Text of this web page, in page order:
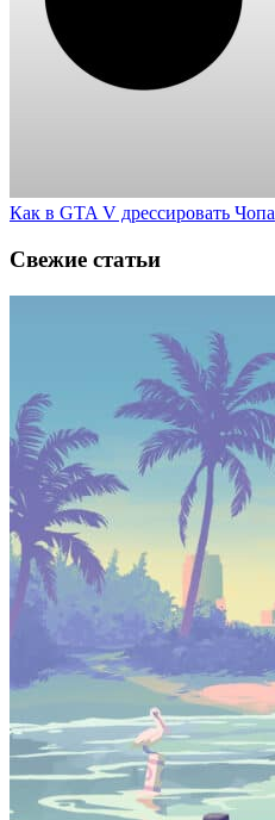
Как в GTA V дрессировать Чопа
Свежие статьи